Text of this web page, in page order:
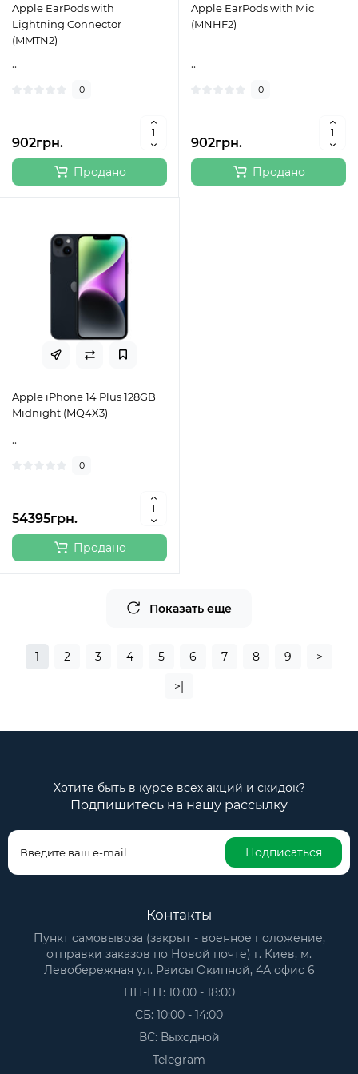
Apple EarPods with
Lightning Connector
(MMTN2)
..
0
902грн.
Продано
Apple EarPods with Mic
(MNHF2)
..
0
902грн.
Продано
Apple iPhone 14 Plus 128GB
Midnight (MQ4X3)
..
0
54395грн.
Продано
Показать еще
1 2 3 4 5 6 7 8 9 >
>|
Хотите быть в курсе всех акций и скидок?
Подпишитесь на нашу рассылку
Подписаться
Контакты
Пункт самовывоза (закрыт - военное положение,
отправки заказов по Новой почте) г. Киев, м.
Левобережная ул. Раисы Окипной, 4А офис 6
ПН-ПТ: 10:00 - 18:00
СБ: 10:00 - 14:00
ВС: Выходной
Telegram